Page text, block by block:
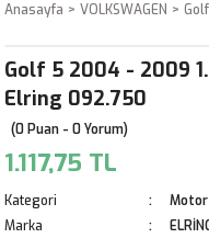
Anasayfa VOLKSWAGEN
Golf 5 2004 - 2009
Elring 092.750
(0 Puan - 0 Yorum)
1.117,75 TL
Kategori
Motor
Marka